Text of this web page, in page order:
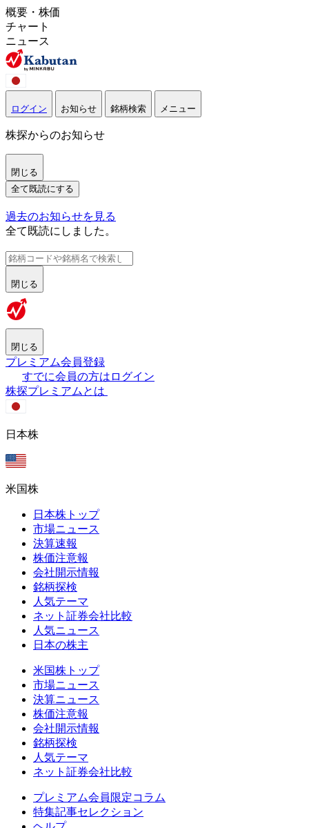
概要・株価
チャート
ニュース
ログイン お知らせ 銘柄検索 メニュー
株探からのお知らせ
閉じる
全て既読にする
過去のお知らせを見る
全て既読にしました。
閉じる
閉じる
プレミアム会員登録
すでに会員の方はログイン
株探プレミアムとは
日本株
米国株
日本株トップ
市場ニュース
決算速報
株価注意報
会社開示情報
銘柄探検
人気テーマ
ネット証券会社比較
人気ニュース
日本の株主
米国株トップ
市場ニュース
決算ニュース
株価注意報
会社開示情報
銘柄探検
人気テーマ
ネット証券会社比較
プレミアム会員限定コラム
特集記事セレクション